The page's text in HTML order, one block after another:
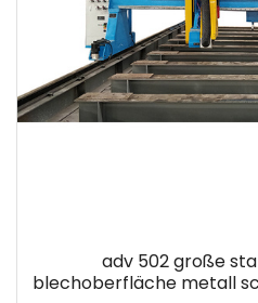
adv 502 große
blechoberfläche metall